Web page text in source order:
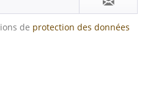
de protection des données